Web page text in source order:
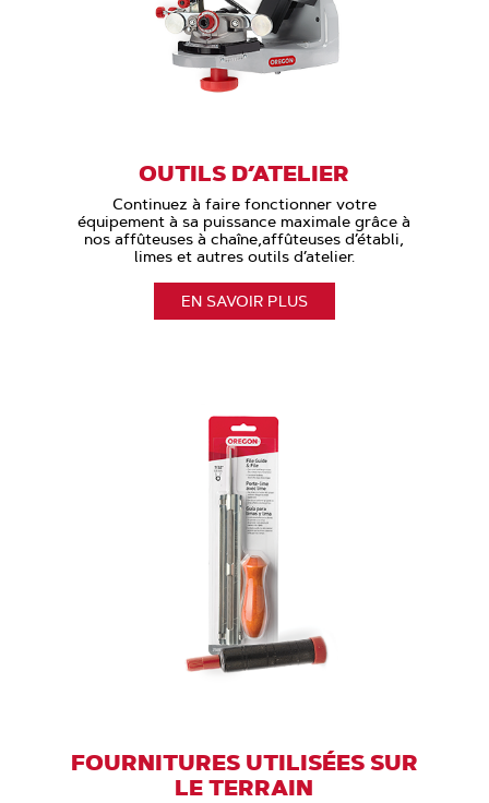
OUTILS D’ATELIER
Continuez à faire fonctionner votre
équipement à sa puissance maximale grâce à
nos affûteuses à chaîne,affûteuses d’établi,
limes et autres outils d’atelier.
EN SAVOIR PLUS
FOURNITURES UTILISÉES SUR
LE TERRAIN